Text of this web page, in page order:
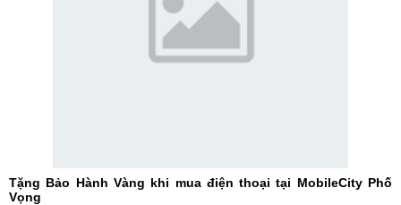
Tặng Bảo Hành Vàng khi mua điện thoại tại MobileCity Phố
Vọng